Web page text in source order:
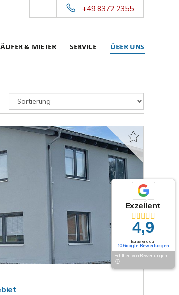
+49 8372 2355
& MIETER SERVICE ÜBER UNS
Exzellent
4,9
Basierend auf
10 Google-Bewertungen
Echtheit von Bewertungen